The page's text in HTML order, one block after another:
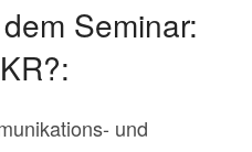
Seminar:
und